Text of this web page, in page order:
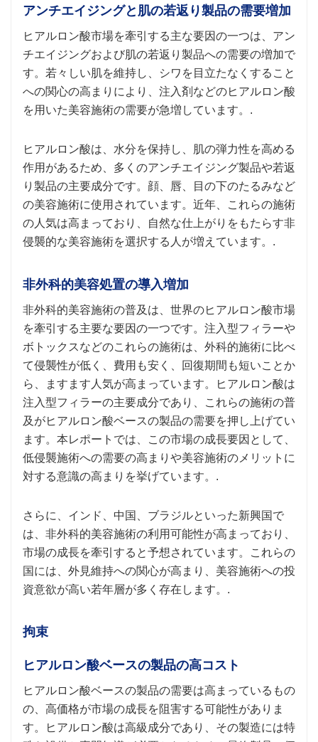
アンチエイジングと肌の若返り製品の需要増加
ヒアルロン酸市場を牽引する主な要因の一つは、アン
チエイジングおよび肌の若返り製品への需要の増加で
す。若々しい肌を維持し、シワを目立たなくすること
への関心の高まりにより、注入剤などのヒアルロン酸
を用いた美容施術の需要が急増しています。.
ヒアルロン酸は、水分を保持し、肌の弾力性を高める
作用があるため、多くのアンチエイジング製品や若返
り製品の主要成分です。顔、唇、目の下のたるみなど
の美容施術に使用されています。近年、これらの施術
の人気は高まっており、自然な仕上がりをもたらす非
侵襲的な美容施術を選択する人が増えています。.
非外科的美容処置の導入増加
非外科的美容施術の普及は、世界のヒアルロン酸市場
を牽引する主要な要因の一つです。注入型フィラーや
ボトックスなどのこれらの施術は、外科的施術に比べ
て侵襲性が低く、費用も安く、回復期間も短いことか
ら、ますます人気が高まっています。ヒアルロン酸は
注入型フィラーの主要成分であり、これらの施術の普
及がヒアルロン酸ベースの製品の需要を押し上げてい
ます。本レポートでは、この市場の成長要因として、
低侵襲施術への需要の高まりや美容施術のメリットに
対する意識の高まりを挙げています。.
さらに、インド、中国、ブラジルといった新興国で
は、非外科的美容施術の利用可能性が高まっており、
市場の成長を牽引すると予想されています。これらの
国には、外見維持への関心が高まり、美容施術への投
資意欲が高い若年層が多く存在します。.
拘束
ヒアルロン酸ベースの製品の高コスト
ヒアルロン酸ベースの製品の需要は高まっているもの
の、高価格が市場の成長を阻害する可能性がありま
す。ヒアルロン酸は高級成分であり、その製造には特